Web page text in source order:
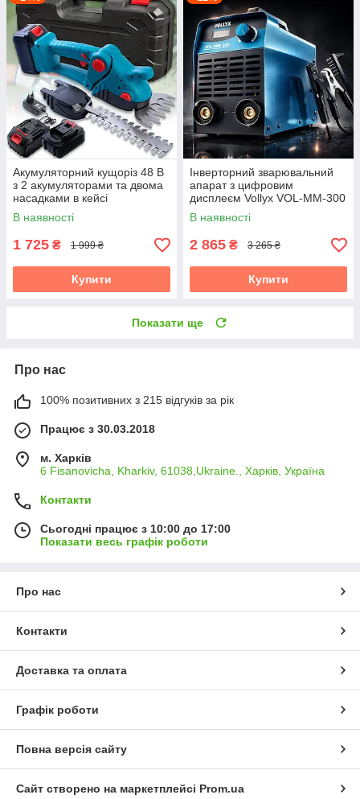
Акумуляторний кущоріз 48 В
з 2 акумуляторами та двома
насадками в кейсі
В наявності
1 725 ₴ 1 999 ₴
Купити
Інверторний зварювальний
апарат з цифровим
дисплеєм Vollyx VOL-MM-300
220V (20–300 А)
В наявності
2 865 ₴ 3 265 ₴
Купити
Показати ще
Про нас
100% позитивних з 215 відгуків за рік
Працює з 30.03.2018
м. Харків
6 Fisanovicha, Kharkiv, 61038,Ukraine., Харків, Україна
Контакти
Сьогодні працює з 10:00 до 17:00
Показати весь графік роботи
Про нас
Контакти
Доставка та оплата
Графік роботи
Повна версія сайту
Сайт створено на маркетплейсі Prom.ua